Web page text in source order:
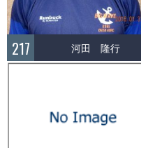
217 河田 隆行